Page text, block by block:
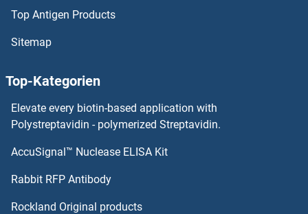
HPDL ELISA Kits
HPCAL1 ELISA Kits
HP1BP3 ELISA Kits
HOXD12 ELISA Kits
HRSP12 ELISA Kits
Top Antigen Products
Sitemap
Top-Kategorien
Elevate every biotin-based application with
Polystreptavidin - polymerized Streptavidin.
AccuSignal™ Nuclease ELISA Kit
Rabbit RFP Antibody
Rockland Original products